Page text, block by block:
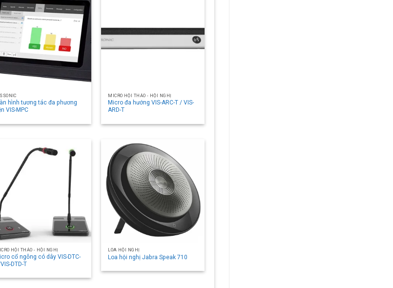
hình tương tác đa phương
VIS-MPC
MICRO HỘI THẢO - HỘI NGHỊ
Micro đa hướng VIS-ARC-T / VIS-
ARD-T
HỘI THẢO - HỘI NGHỊ
cổ ngỗng có dây VIS-DTC-
DTD-T
LOA HỘI NGHỊ
Loa hội nghị Jabra Speak 710